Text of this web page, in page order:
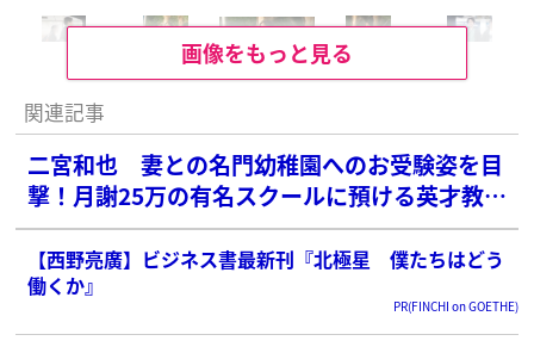
画像をもっと見る
関連記事
二宮和也 妻との名門幼稚園へのお受験姿を目
撃！月謝25万の有名スクールに預ける英才教育
ぶり
【西野亮廣】ビジネス書最新刊『北極星 僕たちはどう
働くか』
PR(FINCHI on GOETHE)